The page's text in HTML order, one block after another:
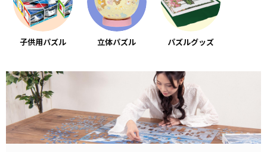
子供用パズル 立体パズル パズルグッズ